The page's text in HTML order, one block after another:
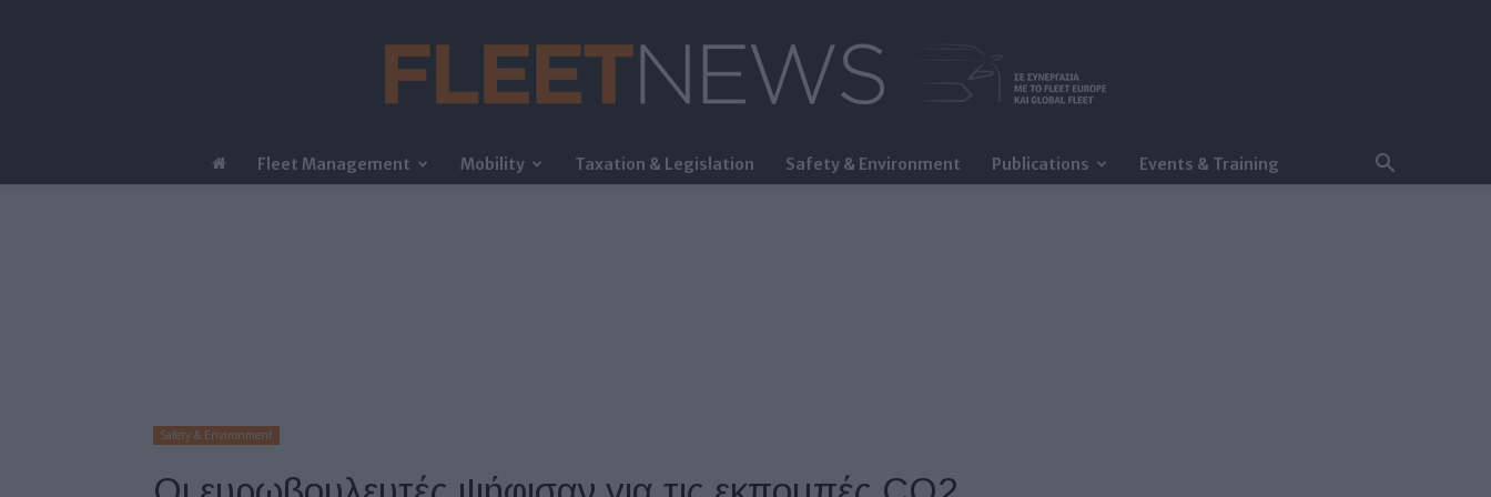
FleetNews
Fleet Management Mobility Taxation & Legislation Safety & Environment Publications Events & Training
Safety & Environment